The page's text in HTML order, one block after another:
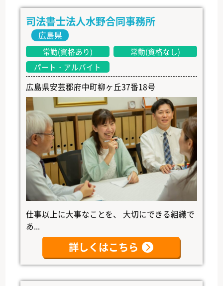
司法書士法人水野合同事務所
広島県
常勤(資格あり)
常勤(資格なし)
パート・アルバイト
広島県安芸郡府中町柳ヶ丘37番18号
仕事以上に大事なことを、 大切にできる組織で
あ...
詳しくはこちら